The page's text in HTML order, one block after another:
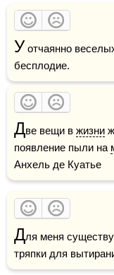
У отчаянно
бесплодие.
Две вещи в жизни
появление пыли на
Анхель де Куатье
Для меня
тряпки для